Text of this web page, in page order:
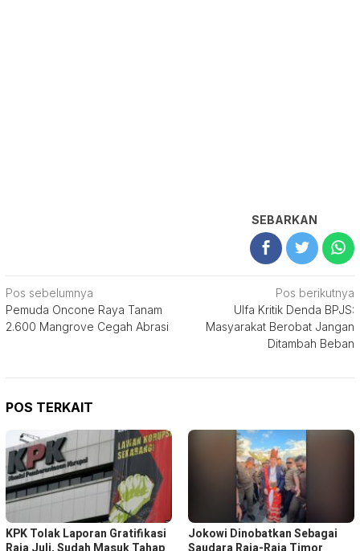
SEBARKAN
Navigasi
pos
Pos sebelumnya
Pemuda Oncone Raya Tanam
2.600 Mangrove Cegah Abrasi
Pos berikutnya
Ulfa Kritik Denda BPJS:
Masyarakat Berobat Jangan
Ditambah Beban
POS TERKAIT
KPK Tolak Laporan Gratifikasi
Jokowi Dinobatkan Sebagai